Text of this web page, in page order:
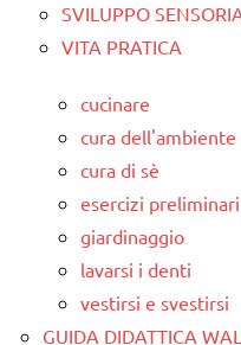
SVILUPPO
VITA PRATICA
cucinare
cura dell'ambiente
cura di sè
esercizi
giardinaggio
lavarsi i denti
vestirsi e svestirsi
GUIDA DIDATTICA